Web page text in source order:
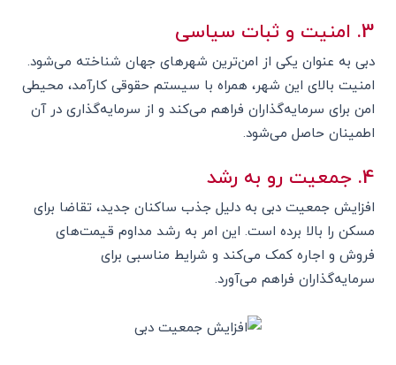
3. امنیت و ثبات سیاسی
دبی به عنوان یکی از امن‌ترین شهرهای جهان شناخته می‌شود.
امنیت بالای این شهر، همراه با سیستم حقوقی کارآمد، محیطی
امن برای سرمایه‌گذاران فراهم می‌کند و از سرمایه‌گذاری در آن
اطمینان حاصل می‌شود.
4. جمعیت رو به رشد
افزایش جمعیت دبی به دلیل جذب ساکنان جدید، تقاضا برای
مسکن را بالا برده است. این امر به رشد مداوم قیمت‌های
فروش و اجاره کمک می‌کند و شرایط مناسبی برای
سرمایه‌گذاران فراهم می‌آورد.